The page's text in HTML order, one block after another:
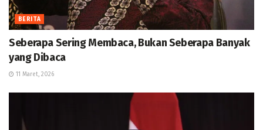
BERITA
Seberapa Sering Membaca, Bukan Seberapa Banyak
yang Dibaca
11 Maret, 2026